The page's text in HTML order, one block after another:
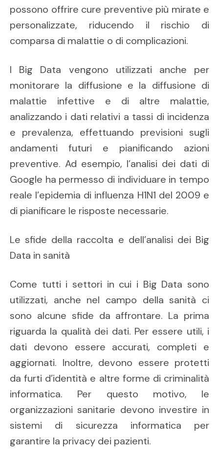
possono offrire cure preventive più mirate e
personalizzate, riducendo il rischio di
comparsa di malattie o di complicazioni.
I Big Data vengono utilizzati anche per
monitorare la diffusione e la diffusione di
malattie infettive e di altre malattie,
analizzando i dati relativi a tassi di incidenza
e prevalenza, effettuando previsioni sugli
andamenti futuri e pianificando azioni
preventive. Ad esempio, l’analisi dei dati di
Google ha permesso di individuare in tempo
reale l’epidemia di influenza H1N1 del 2009 e
di pianificare le risposte necessarie.
Le sfide della raccolta e dell’analisi dei Big
Data in sanità
Come tutti i settori in cui i Big Data sono
utilizzati, anche nel campo della sanità ci
sono alcune sfide da affrontare. La prima
riguarda la qualità dei dati. Per essere utili, i
dati devono essere accurati, completi e
aggiornati. Inoltre, devono essere protetti
da furti d’identità e altre forme di criminalità
informatica. Per questo motivo, le
organizzazioni sanitarie devono investire in
sistemi di sicurezza informatica per
garantire la privacy dei pazienti.